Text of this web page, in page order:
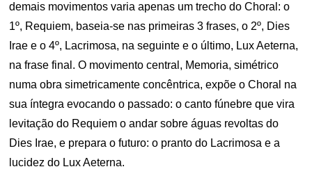
demais movimentos varia apenas um trecho do Choral: o
1º, Requiem, baseia-se nas primeiras 3 frases, o 2º, Dies
Irae e o 4º, Lacrimosa, na seguinte e o último, Lux Aeterna,
na frase final. O movimento central, Memoria, simétrico
numa obra simetricamente concêntrica, expõe o Choral na
sua íntegra evocando o passado: o canto fúnebre que vira
levitação do Requiem o andar sobre águas revoltas do
Dies Irae, e prepara o futuro: o pranto do Lacrimosa e a
lucidez do Lux Aeterna.